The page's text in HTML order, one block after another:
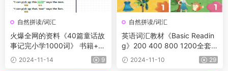
自然拼读/词汇
火爆全网的资料《40篇童话故
事记完小学1000词》 书籍+音
频+默写纸，轻松记单词
2024-11-14 9
自然拼读/词汇
英语词汇教材《Basic Readin
g》200 400 800 1200全套
（学生书+教师书+练习册+音
频等）
2024-11-10 29